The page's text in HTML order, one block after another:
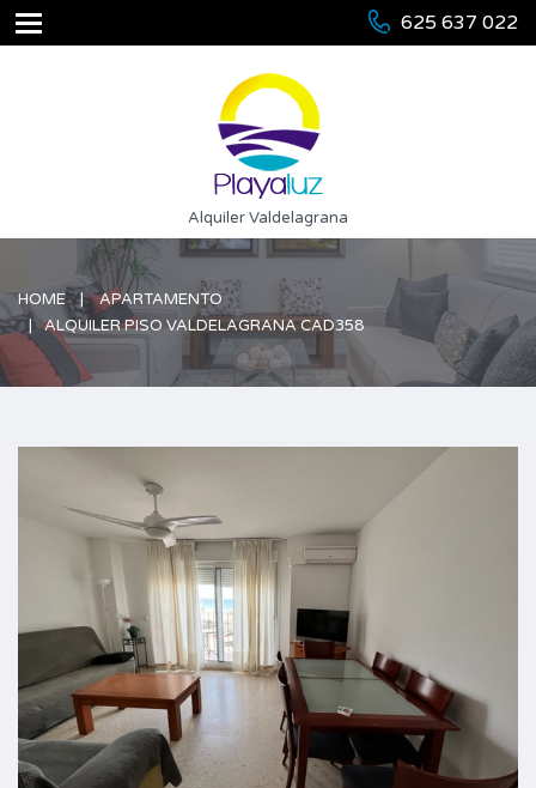
625 637 022
Alquiler Valdelagrana
HOME
APARTAMENTO
ALQUILER PISO VALDELAGRANA CAD358